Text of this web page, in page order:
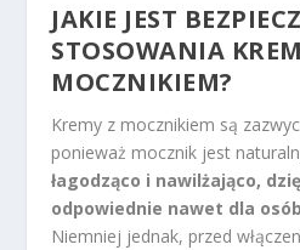
JAKIE JEST
STOSOWANIA
MOCZNIKIEM?
Kremy z mocznikiem są
ponieważ mocznik jest
łagodząco i nawilżająco,
odpowiednie nawet dla
Niemniej jednak, przed